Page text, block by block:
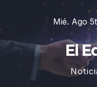
contenido
Mié. Ago
El